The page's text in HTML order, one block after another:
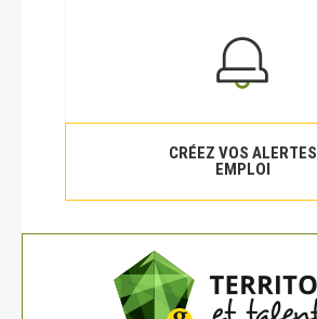
CRÉEZ VOS ALERTES
EMPLOI